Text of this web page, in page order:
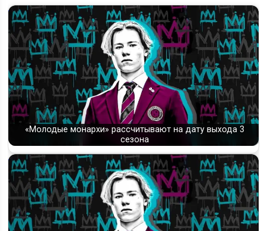
«Молодые монархи» рассчитывают на дату выхода 3
сезона